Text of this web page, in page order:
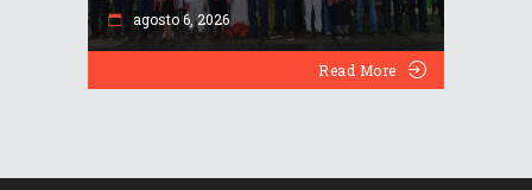
agosto 6, 2026
Read More